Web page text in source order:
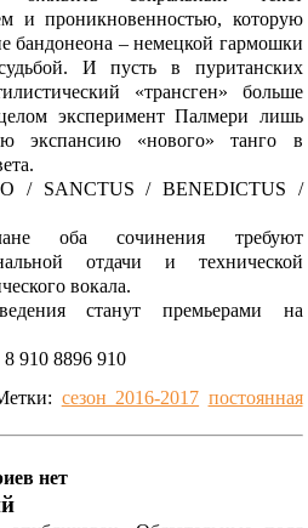
и проникновенностью, которую
бандонеона – немецкой гармошки
И пусть в пуританских
«трансген» больше
эксперимент Палмери лишь
экспансию «нового» танго в
/ SANCTUS / BENEDICTUS /
оба сочинения требуют
отдачи и технической
вокала.
станут премьерами на
910 8896 910
сезон 2016-2017 постоянная
нет